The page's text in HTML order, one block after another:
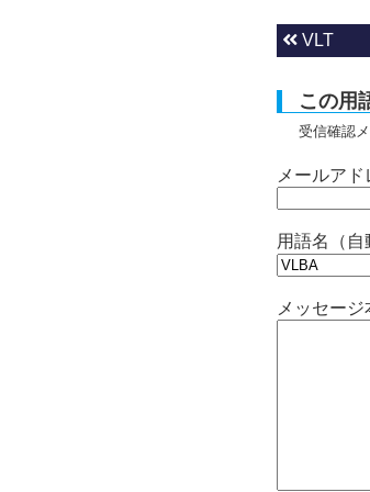
VLT
この用
受信確認
メールア
用語名（自
メッセー